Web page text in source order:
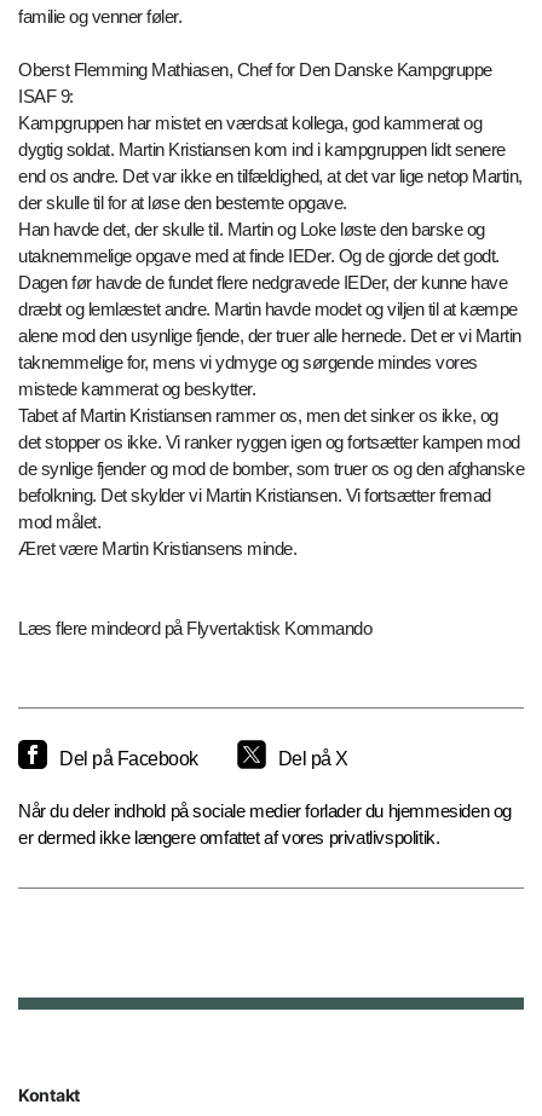
familie og venner føler.
Oberst Flemming Mathiasen, Chef for Den Danske Kampgruppe
ISAF 9:
Kampgruppen har mistet en værdsat kollega, god kammerat og
dygtig soldat. Martin Kristiansen kom ind i kampgruppen lidt senere
end os andre. Det var ikke en tilfældighed, at det var lige netop Martin,
der skulle til for at løse den bestemte opgave.
Han havde det, der skulle til. Martin og Loke løste den barske og
utaknemmelige opgave med at finde IEDer. Og de gjorde det godt.
Dagen før havde de fundet flere nedgravede IEDer, der kunne have
dræbt og lemlæstet andre. Martin havde modet og viljen til at kæmpe
alene mod den usynlige fjende, der truer alle hernede. Det er vi Martin
taknemmelige for, mens vi ydmyge og sørgende mindes vores
mistede kammerat og beskytter.
Tabet af Martin Kristiansen rammer os, men det sinker os ikke, og
det stopper os ikke. Vi ranker ryggen igen og fortsætter kampen mod
de synlige fjender og mod de bomber, som truer os og den afghanske
befolkning. Det skylder vi Martin Kristiansen. Vi fortsætter fremad
mod målet.
Æret være Martin Kristiansens minde.
Læs flere mindeord på Flyvertaktisk Kommando
Del på Facebook Del på X
Når du deler indhold på sociale medier forlader du hjemmesiden og
er dermed ikke længere omfattet af vores privatlivspolitik.
Kontakt